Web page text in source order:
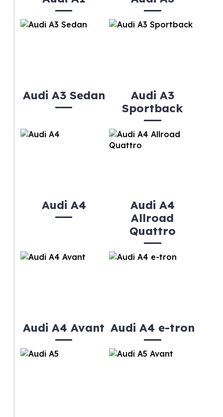
Audi A3 Sedan
Audi A3
Sportback
Audi A4
Audi A4
Allroad
Quattro
Audi A4 Avant Audi A4 e-tron